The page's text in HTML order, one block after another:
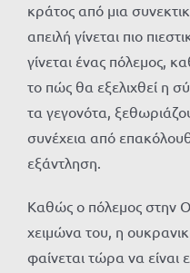
κράτος από μια
απειλή γίνεται πιο
γίνεται ένας πόλεμος,
το πώς θα εξελιχθεί η
τα γεγονότα,
συνέχεια από
εξάντληση.
Καθώς ο πόλεμος στην
χειμώνα του, η
φαίνεται τώρα να είναι